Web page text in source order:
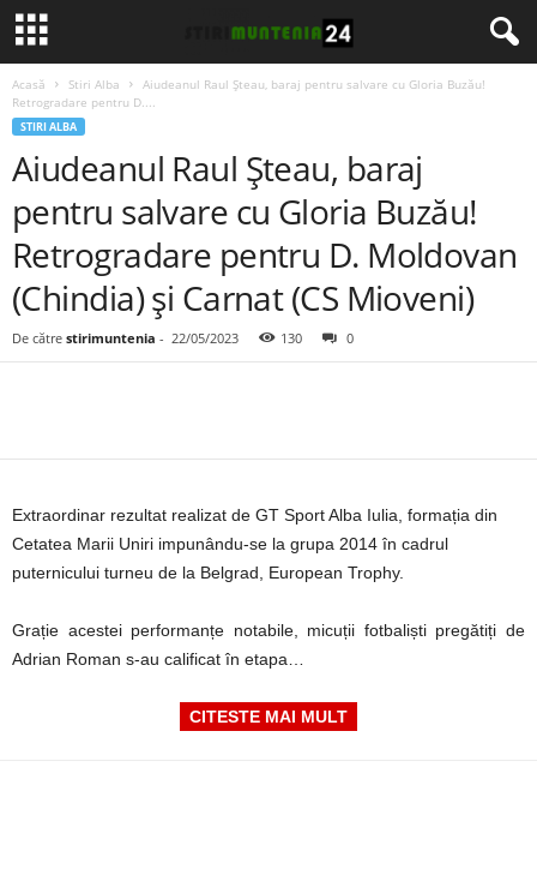
Acasă Stiri Alba
Aiudeanul Raul Șteau, baraj pentru salvare cu Gloria Buzău!
Retrogradare pentru D....
STIRI ALBA
Aiudeanul Raul Șteau, baraj
pentru salvare cu Gloria Buzău!
Retrogradare pentru D. Moldovan
(Chindia) și Carnat (CS Mioveni)
De către stirimuntenia - 22/05/2023 130 0
Extraordinar rezultat realizat de GT Sport Alba Iulia, formația din
Cetatea Marii Uniri impunându-se la grupa 2014 în cadrul
puternicului turneu de la Belgrad, European Trophy.
Grație acestei performanțe notabile, micuții fotbaliști pregătiți de
Adrian Roman s-au calificat în etapa…
CITESTE MAI MULT